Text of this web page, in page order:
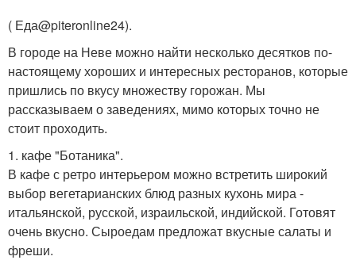
( Еда@piteronline24).
В городе на Неве можно найти несколько десятков по-
настоящему хороших и интересных ресторанов, которые
пришлись по вкусу множеству горожан. Мы
рассказываем о заведениях, мимо которых точно не
стоит проходить.
1. кафе "Ботаника".
В кафе с ретро интерьером можно встретить широкий
выбор вегетарианских блюд разных кухонь мира -
итальянской, русской, израильской, индийской. Готовят
очень вкусно. Сыроедам предложат вкусные салаты и
фреши.